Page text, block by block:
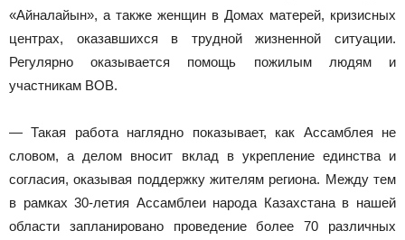
«Айналайын», а также женщин в Домах матерей, кризисных
центрах, оказавшихся в трудной жизненной ситуации.
Регулярно оказывается помощь пожилым людям и
участникам ВОВ.
— Такая работа наглядно показывает, как Ассамблея не
словом, а делом вносит вклад в укрепление единства и
согласия, оказывая поддержку жителям региона. Между тем
в рамках 30-летия Ассамблеи народа Казахстана в нашей
области запланировано проведение более 70 различных